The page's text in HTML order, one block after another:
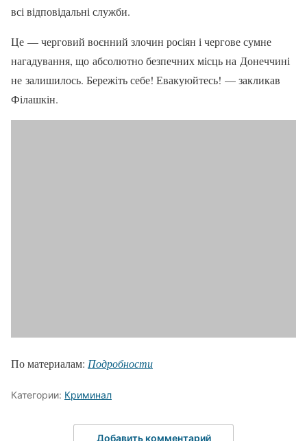
всі відповідальні служби.
Це — черговий воєнний злочин росіян і чергове сумне
нагадування, що абсолютно безпечних місць на Донеччині
не залишилось. Бережіть себе! Евакуюйтесь! — закликав
Філашкін.
По материалам: Подробности
Категории: Криминал
Добавить комментарий